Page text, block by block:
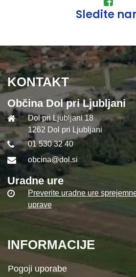
Sledite
KONTAKT
Občina Dol pri Ljubljani
Dol pri Ljubljani 18
1262 Dol pri Ljubljani
01 530 32 40
obcina@dol.si
Uradne ure
Preverite uradne ure
uprave
INFORMACIJE
Pogoji uporabe